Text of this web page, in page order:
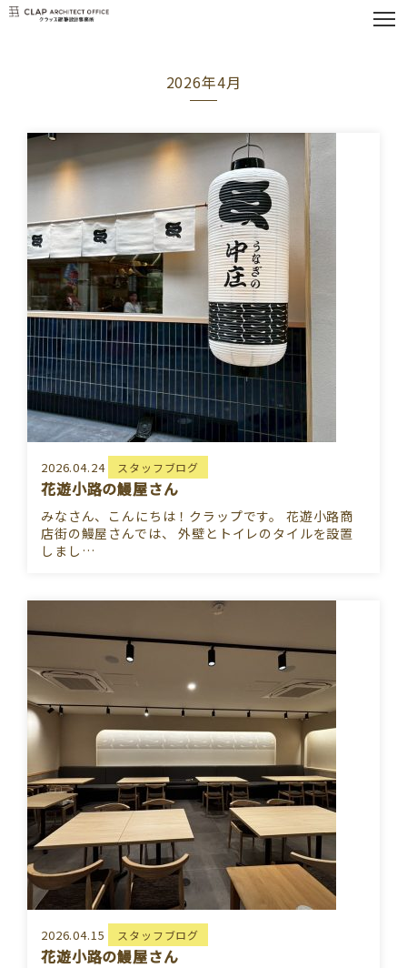
2026年4月
2026.04.24 スタッフブログ
花遊小路の鰻屋さん
みなさん、こんにちは！クラップです。 花遊小路商
店街の鰻屋さんでは、 外壁とトイレのタイルを設置
しまし…
2026.04.15 スタッフブログ
花遊小路の鰻屋さん